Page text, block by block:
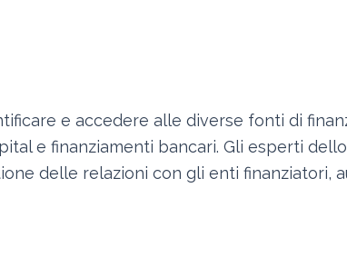
e accedere alle diverse fonti di
e finanziamenti bancari. Gli esperti
delle relazioni con gli enti finanziatori,